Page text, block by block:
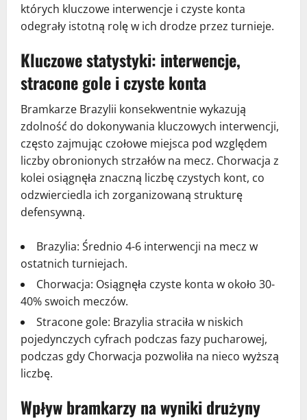
których kluczowe interwencje i czyste konta
odegrały istotną rolę w ich drodze przez turnieje.
Kluczowe statystyki: interwencje,
stracone gole i czyste konta
Bramkarze Brazylii konsekwentnie wykazują
zdolność do dokonywania kluczowych interwencji,
często zajmując czołowe miejsca pod względem
liczby obronionych strzałów na mecz. Chorwacja z
kolei osiągnęła znaczną liczbę czystych kont, co
odzwierciedla ich zorganizowaną strukturę
defensywną.
Brazylia: Średnio 4-6 interwencji na mecz w
ostatnich turniejach.
Chorwacja: Osiągnęła czyste konta w około 30-
40% swoich meczów.
Stracone gole: Brazylia straciła w niskich
pojedynczych cyfrach podczas fazy pucharowej,
podczas gdy Chorwacja pozwoliła na nieco wyższą
liczbę.
Wpływ bramkarzy na wyniki drużyny